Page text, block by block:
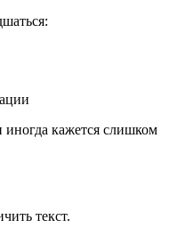
иногда кажется слишком
текст.